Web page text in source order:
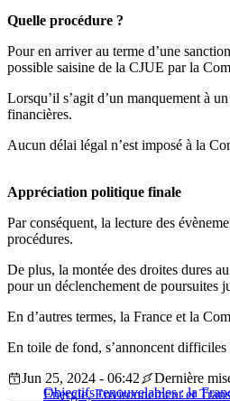
Quelle procédure ?
Pour en arriver au terme d’une
possible saisine de la CJUE par la
Lorsqu’il s’agit d’un manquement à
financières.
Aucun délai légal n’est imposé à la
Appréciation politique finale
Par conséquent, la lecture des
procédures.
De plus, la montée des droites dures
pour un déclenchement de poursuites
En d’autres termes, la France et la
En toile de fond, s’annoncent
Objectifs renouvelables : la
Jun 25, 2024 - 06:42
Dernière
Energie, Environnement et